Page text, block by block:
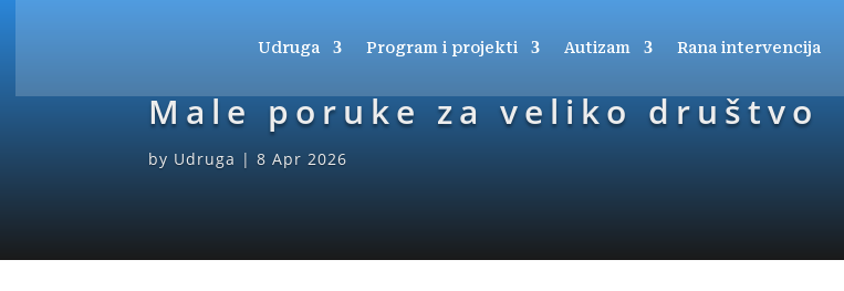
Udruga Program i projekti Autizam Rana intervencija
Male poruke za veliko društvo
by Udruga |8 Apr 2026